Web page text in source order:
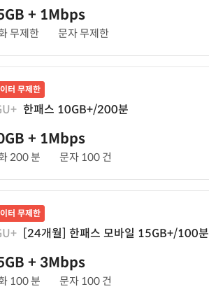
+ 1Mbps
무제한 문자 무제한
터 무제한
한패스 10GB+/200분
+ 1Mbps
200 분 문자 100 건
터 무제한
[24개월] 한패스 모바일 15GB+/100분
+ 3Mbps
100 분 문자 100 건